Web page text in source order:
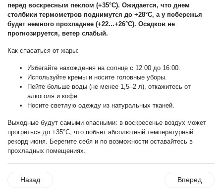
перед воскресным пеклом (+35°С). Ожидается, что днем
столбики термометров поднимутся до +28°С, а у побережья
будет немного прохладнее (+22...+26°С). Осадков не
прогнозируется, ветер слабый.
Как спасаться от жары:
Избегайте нахождения на солнце с 12:00 до 16:00.
Используйте кремы и носите головные уборы.
Пейте больше воды (не менее 1,5–2 л), откажитесь от
алкоголя и кофе.
Носите светлую одежду из натуральных тканей.
Выходные будут самыми опасными: в воскресенье воздух может
прогреться до +35°С, что побьет абсолютный температурный
рекорд июня. Берегите себя и по возможности оставайтесь в
прохладных помещениях.
Назад Вперед